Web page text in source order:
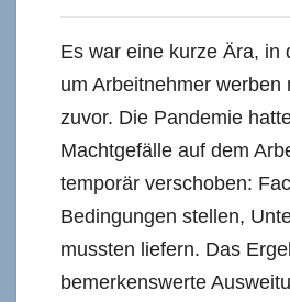
Es war eine kurze Ära, in
um Arbeitnehmer werben
zuvor. Die Pandemie
Machtgefälle auf dem
temporär verschoben:
Bedingungen stellen,
mussten liefern. Das
bemerkenswerte